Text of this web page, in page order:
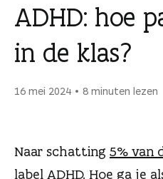
ADHD: hoe
in de klas?
16 mei 2024 8 minuten lezen
Naar schatting 5% van
label ADHD. Hoe ga je